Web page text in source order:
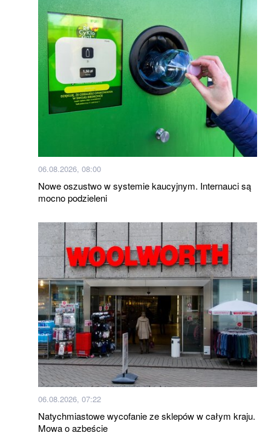
06.08.2026, 08:00
Nowe oszustwo w systemie kaucyjnym. Internauci są
mocno podzieleni
06.08.2026, 07:22
Natychmiastowe wycofanie ze sklepów w całym kraju.
Mowa o azbeście